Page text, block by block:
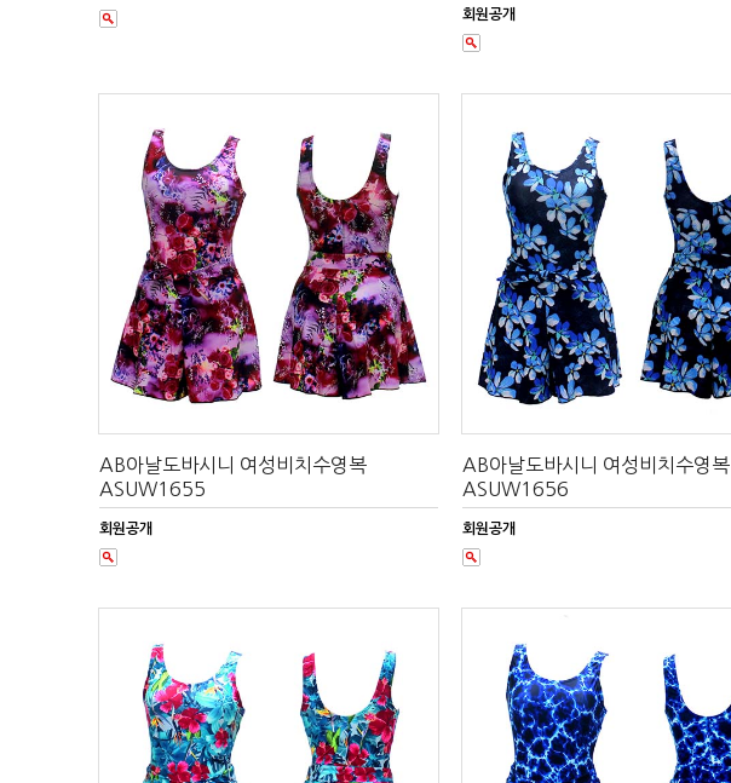
회원공개
AB아날도바시니 여성비치수영복
ASUW1655
회원공개
AB아날도바시니 여성비치수영복
ASUW1656
회원공개